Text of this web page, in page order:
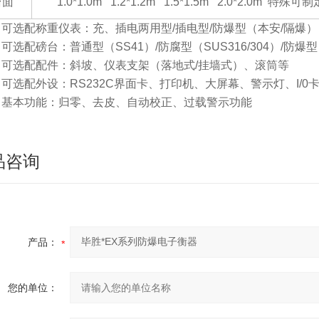
可选配称重仪表：充、插电两用型/插电型/防爆型（本安/隔爆）
可选配磅台：普通型（SS41） /防腐型（SUS316/304） /防爆型
可选配配件：斜坡、仪表支架（落地式/挂墙式）、滚筒等
可选配外设： RS232C界面卡、打印机、大屏幕、警示灯、 I/0卡
基本功能：归零、去皮、自动校正、过载警示功能
咨询
产品：
您的单位：